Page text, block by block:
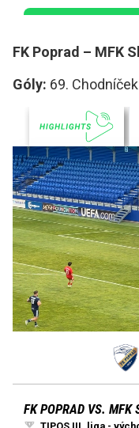
FK Poprad – MFK
Góly: 69.